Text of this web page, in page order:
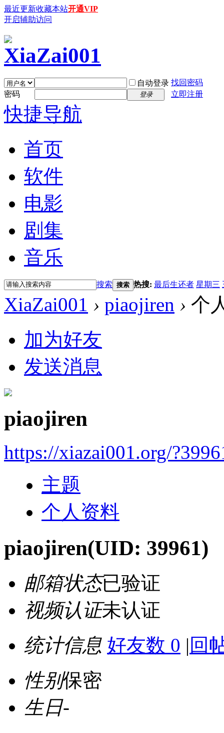
最近更新收藏本站开通VIP
开启辅助访问
自动登录 找回密码
密码
登录 立即注册
快捷导航
首页
软件
电影
剧集
音乐
搜索 搜索 热搜: 最后生还者 星期三
XiaZai001 › piaojiren › 个
加为好友
发送消息
piaojiren
https://xiazai001.org/
主题
个人资料
piaojiren(UID: 39961)
邮箱状态已验证
视频认证未认证
统计信息 好友数 0 | 回
性别保密
生日-